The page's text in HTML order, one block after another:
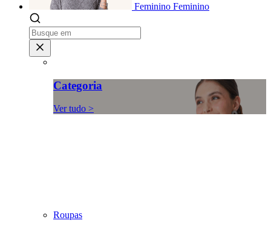
Feminino Feminino
Categoria
Ver tudo >
Roupas